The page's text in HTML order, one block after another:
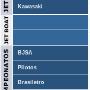
Kawasaki
BJSA
Pilotos
Brasileiro